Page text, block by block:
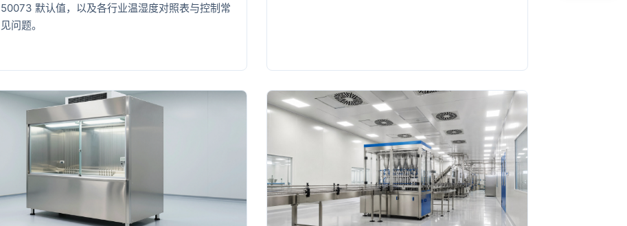
50073 默认值，以及各行业温湿度对照表与控制常
见问题。